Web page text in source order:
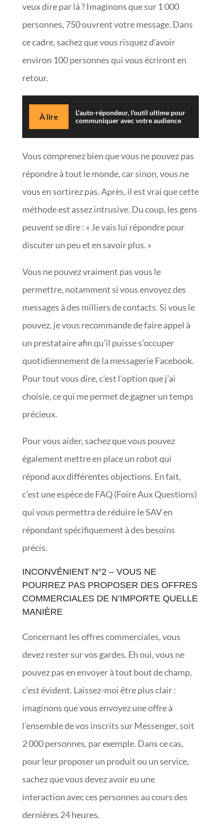
veux dire par là ? Imaginons que sur 1 000
personnes, 750 ouvrent votre message. Dans
ce cadre, sachez que vous risquez d’avoir
environ 100 personnes qui vous écriront en
retour.
À lire
L'auto-répondeur, l'outil ultime pour
communiquer avec votre audience
Vous comprenez bien que vous ne pouvez pas
répondre à tout le monde, car sinon, vous ne
vous en sortirez pas. Après, il est vrai que cette
méthode est assez intrusive. Du coup, les gens
peuvent se dire : « Je vais lui répondre pour
discuter un peu et en savoir plus. »
Vous ne pouvez vraiment pas vous le
permettre, notamment si vous envoyez des
messages à des milliers de contacts. Si vous le
pouvez, je vous recommande de faire appel à
un prestataire afin qu’il puisse s’occuper
quotidiennement de la messagerie Facebook.
Pour tout vous dire, c’est l’option que j’ai
choisie, ce qui me permet de gagner un temps
précieux.
Pour vous aider, sachez que vous pouvez
également mettre en place un robot qui
répond aux différentes objections. En fait,
c’est une espèce de FAQ (Foire Aux Questions)
qui vous permettra de réduire le SAV en
répondant spécifiquement à des besoins
précis.
INCONVÉNIENT N°2 – VOUS NE
POURREZ PAS PROPOSER DES OFFRES
COMMERCIALES DE N’IMPORTE QUELLE
MANIÈRE
Concernant les offres commerciales, vous
devez rester sur vos gardes. Eh oui, vous ne
pouvez pas en envoyer à tout bout de champ,
c’est évident. Laissez-moi être plus clair :
imaginons que vous envoyez une offre à
l’ensemble de vos inscrits sur Messenger, soit
2 000 personnes, par exemple. Dans ce cas,
pour leur proposer un produit ou un service,
sachez que vous devez avoir eu une
interaction avec ces personnes au cours des
dernières 24 heures.